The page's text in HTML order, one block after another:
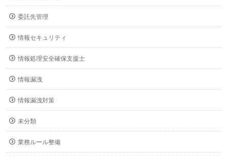
委託先管理
情報セキュリティ
情報処理安全確保支援士
情報漏洩
情報漏洩対策
未分類
業務ルール整備